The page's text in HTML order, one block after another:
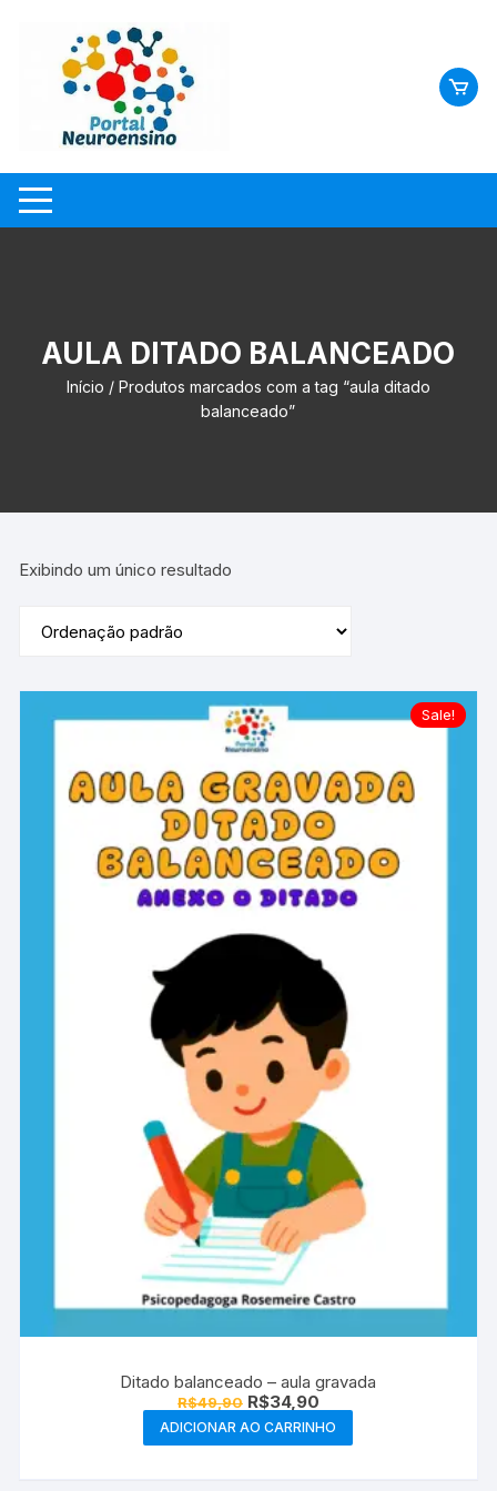
AULA DITADO BALANCEADO
Início / Produtos marcados com a tag “aula ditado
balanceado”
Exibindo um único resultado
Sale!
Ditado balanceado – aula gravada
R$49,90 O
preço
original
era:
R$34,90O
preço
atual
é:
ADICIONAR AO CARRINHO